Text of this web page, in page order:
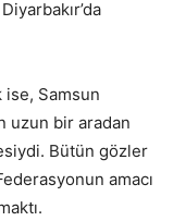
ise, Samsun
uzun bir aradan
Bütün gözler
amacı